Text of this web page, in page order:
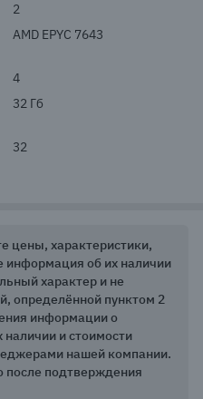
2
AMD EPYC 7643
4
32 Гб
32
цены, характеристики,
информация об их наличии
характер и не
определённой пунктом 2
информации о
наличии и стоимости
нашей компании.
после подтверждения